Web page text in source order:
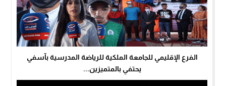
الفرع الإقليمي للجامعة الملكية للرياضة المدرسية بآسفي
يحتفي بالمتميزين...